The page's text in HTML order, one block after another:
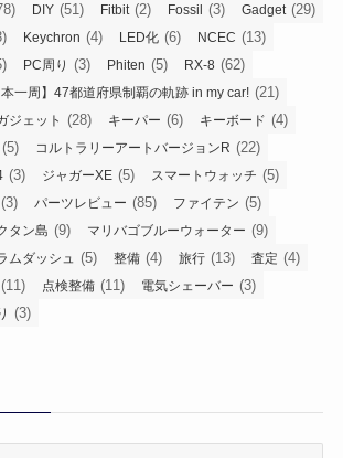
DIY (51) Fitbit(2) Fossil (3) Gadget(29)
Keychron (4) LED化 (6) NCEC (13)
PC周り (3) Phiten (5) RX-8 (62)
本一周】47都道府県制覇の軌跡 in my car! (21)
ジェット (28) キーパー (6) キーボード (4)
(5) コルトラリーアートバージョンR (22)
(3) ジャガーXE (5) スマートウォッチ (5)
(3) パーツレビュー (85) ファイテン (5)
タン島 (9) マリバゴブルーウォーター (9)
ムダッシュ (5) 整備 (4) 旅行 (13) 査定 (4)
(11) 点検整備 (11) 電気シェーバー (3)
(3)